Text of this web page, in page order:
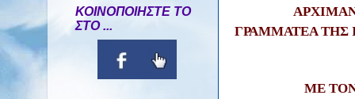
ΓΡΑΜΜΑΤΕΑ ΤΗΣ
ΜΕ
ΚΟΙΝΟΠΟΙΗΣΤΕ ΤΟ
ΣΤΟ ...